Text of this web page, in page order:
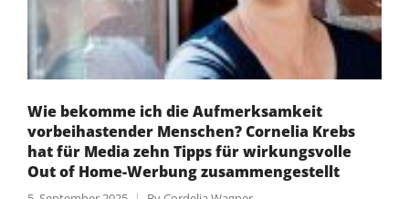
Wie bekomme ich die Aufmerksamkeit
vorbeihastender Menschen? Cornelia Krebs
hat für Media zehn Tipps für wirkungsvolle
Out of Home-Werbung zusammengestellt